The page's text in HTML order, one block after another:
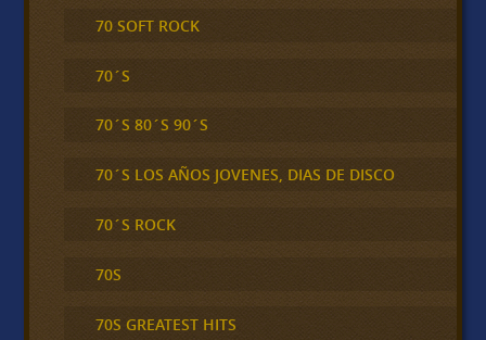
70 SOFT ROCK
70´S
70´S 80´S 90´S
70´S LOS AÑOS JOVENES, DIAS DE DISCO
70´S ROCK
70S
70S GREATEST HITS